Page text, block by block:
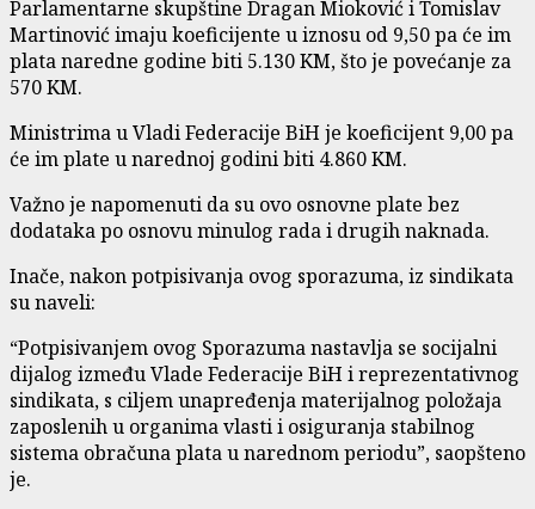
Parlamentarne skupštine Dragan Mioković i Tomislav
Martinović imaju koeficijente u iznosu od 9,50 pa će im
plata naredne godine biti 5.130 KM, što je povećanje za
570 KM.
Ministrima u Vladi Federacije BiH je koeficijent 9,00 pa
će im plate u narednoj godini biti 4.860 KM.
Važno je napomenuti da su ovo osnovne plate bez
dodataka po osnovu minulog rada i drugih naknada.
Inače, nakon potpisivanja ovog sporazuma, iz sindikata
su naveli:
“Potpisivanjem ovog Sporazuma nastavlja se socijalni
dijalog između Vlade Federacije BiH i reprezentativnog
sindikata, s ciljem unapređenja materijalnog položaja
zaposlenih u organima vlasti i osiguranja stabilnog
sistema obračuna plata u narednom periodu”, saopšteno
je.